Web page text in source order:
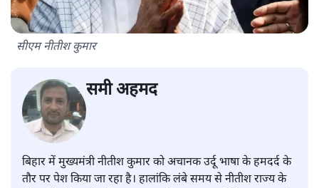
सीएम नीतीश कुमार
समी अहमद
बिहार में मुख्यमंत्री नीतीश कुमार को अचानक उर्दू भाषा के हमदर्द के
तौर पर पेश किया जा रहा है। हालांकि लंबे समय से नीतीश राज्य के